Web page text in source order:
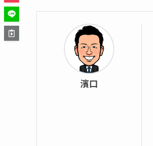
濱口